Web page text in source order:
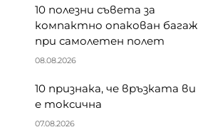
10 полезни съвета за
компактно опакован багаж
при самолетен полет
08.08.2026
10 признака, че връзката ви
е токсична
07.08.2026